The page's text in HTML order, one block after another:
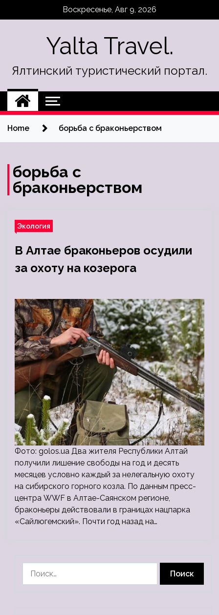
Воскресенье, Авг 9, 2026
Yalta Travel.
Ялтинский туристический портал.
Home борьба с браконьерством
борьба с
браконьерством
Экология
В Алтае браконьеров осудили
за охоту на козерога
Фото: golos.ua Два жителя Республики Алтай
получили лишение свободы на год и десять
месяцев условно каждый за нелегальную охоту
на сибирского горного козла. По данным пресс-
центра WWF в Алтае-Саянском регионе,
браконьеры действовали в границах нацпарка
«Сайлюгемский». Почти год назад на…